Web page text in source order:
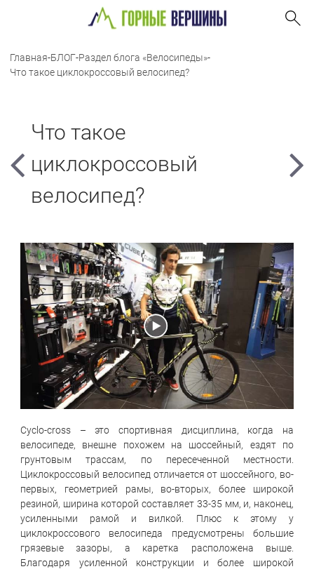
Главная-БЛОГ-Раздел блога «Велосипеды»-
Что такое циклокроссовый велосипед?
Что такое
циклокроссовый
велосипед?
Cyclo-cross – это спортивная дисциплина, когда на
велосипеде, внешне похожем на шоссейный, ездят по
грунтовым трассам, по пересеченной местности.
Циклокроссовый велосипед отличается от шоссейного, во-
первых, геометрией рамы, во-вторых, более широкой
резиной, ширина которой составляет 33-35 мм, и, наконец,
усиленными рамой и вилкой. Плюс к этому у
циклокроссового велосипеда предусмотрены большие
грязевые зазоры, а каретка расположена выше.
Благодаря усиленной конструкции и более широкой